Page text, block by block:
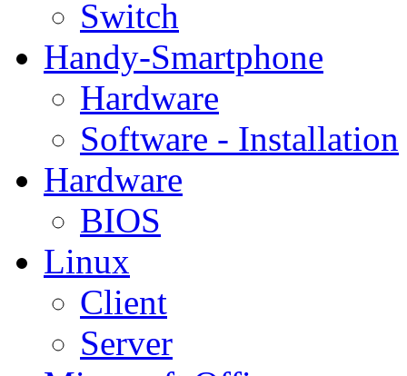
Switch
Handy-Smartphone
Hardware
Software - Installation
Hardware
BIOS
Linux
Client
Server